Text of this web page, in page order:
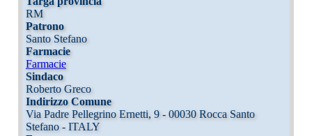
RM
Patrono
Santo Stefano
Farmacie
Farmacie
Sindaco
Roberto Greco
Indirizzo Comune
Via Padre Pellegrino Ernetti, 9 - 00030 Rocca Santo
Stefano - ITALY